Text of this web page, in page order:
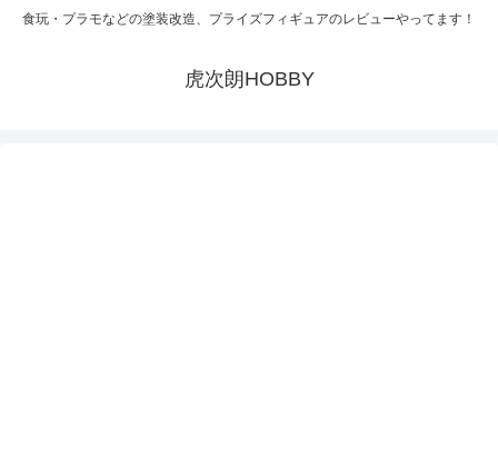
食玩・プラモなどの塗装改造、プライズフィギュアのレビューやってます！
虎次朗HOBBY